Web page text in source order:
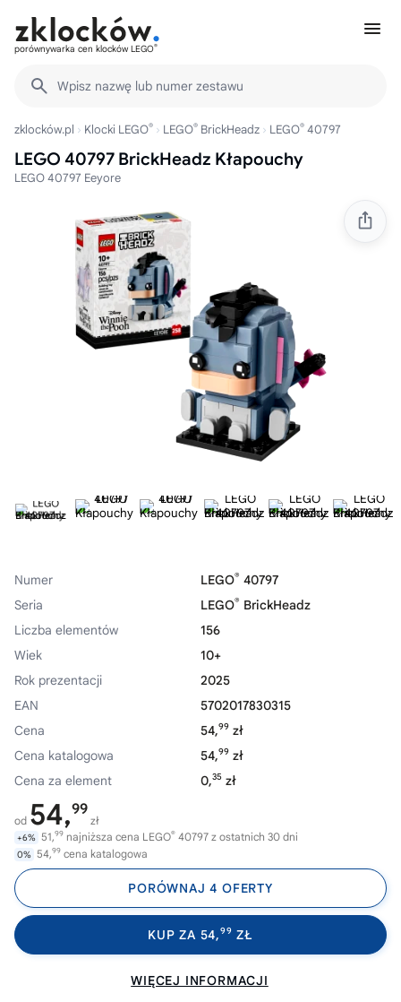
porównywarka cen klocków LEGO®
Wpisz nazwę lub numer zestawu
zklocków.pl Klocki LEGO® LEGO® BrickHeadz LEGO® 40797
LEGO 40797 BrickHeadz Kłapouchy
LEGO 40797 Eeyore
Numer LEGO® 40797
Seria
LEGO® BrickHeadz
Liczba elementów
156
Wiek
10+
Rok prezentacji
2025
EAN
5702017830315
Cena
54,99 zł
Cena katalogowa
54,99 zł
Cena za element
0,35 zł
od 54,99
zł
+6% 51,99 najniższa cena LEGO® 40797 z ostatnich 30 dni
0% 54,99 cena katalogowa
PORÓWNAJ 4 OFERTY
KUP ZA 54,99 ZŁ
WIĘCEJ INFORMACJI